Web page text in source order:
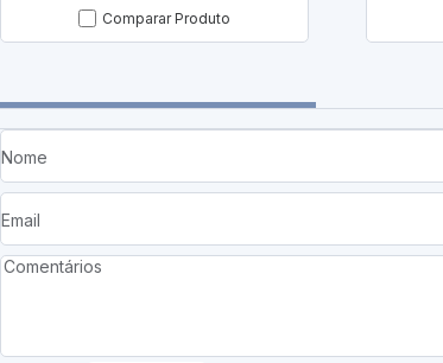
Comparar Produto